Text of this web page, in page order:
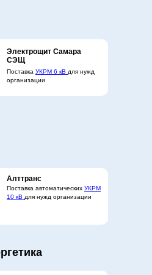
Электрощит Самара
СЭЩ
Поставка УКРМ 6 кВ для нужд
организации
Алттранс
Поставка автоматических УКРМ
10 кВ для нужд организации